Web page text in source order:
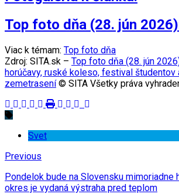
Top foto dňa (28. jún
Viac k témam: Top foto dňa
Zdroj: SITA.sk – Top foto dňa (28. jún
horúčavy, ruské koleso, festival študentov
zemetrasení© SITA Všetky práva
Svet
Previous
Pondelok bude na Slovensku mimoriadne
okres je vydaná výstraha pred teplom